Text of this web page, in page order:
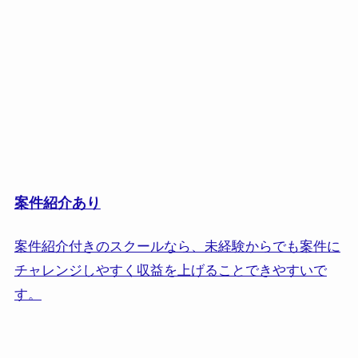
案件紹介あり
案件紹介付きのスクールなら、未経験からでも案件に
チャレンジしやすく収益を上げることできやすいで
す。